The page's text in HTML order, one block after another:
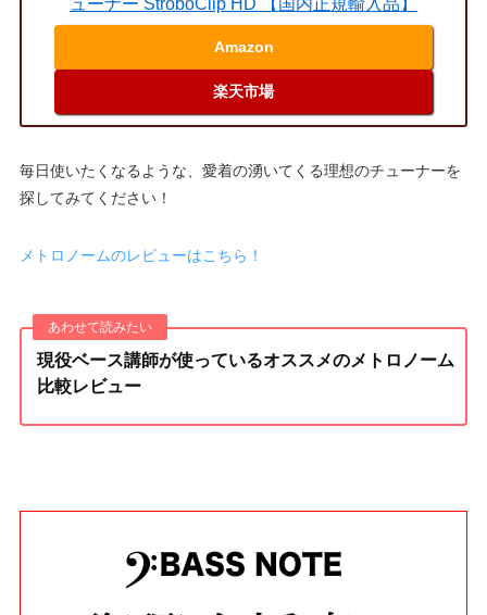
ューナー StroboClip HD 【国内正規輸入品】
Amazon
楽天市場
毎日使いたくなるような、愛着の湧いてくる理想のチューナーを
探してみてください！
メトロノームのレビューはこちら！
現役ベース講師が使っているオススメのメトロノーム
比較レビュー